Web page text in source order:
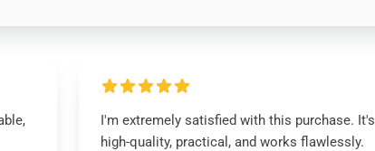
I'm extremely satisfied with this purchase. It's
high-quality, practical, and works flawlessly.